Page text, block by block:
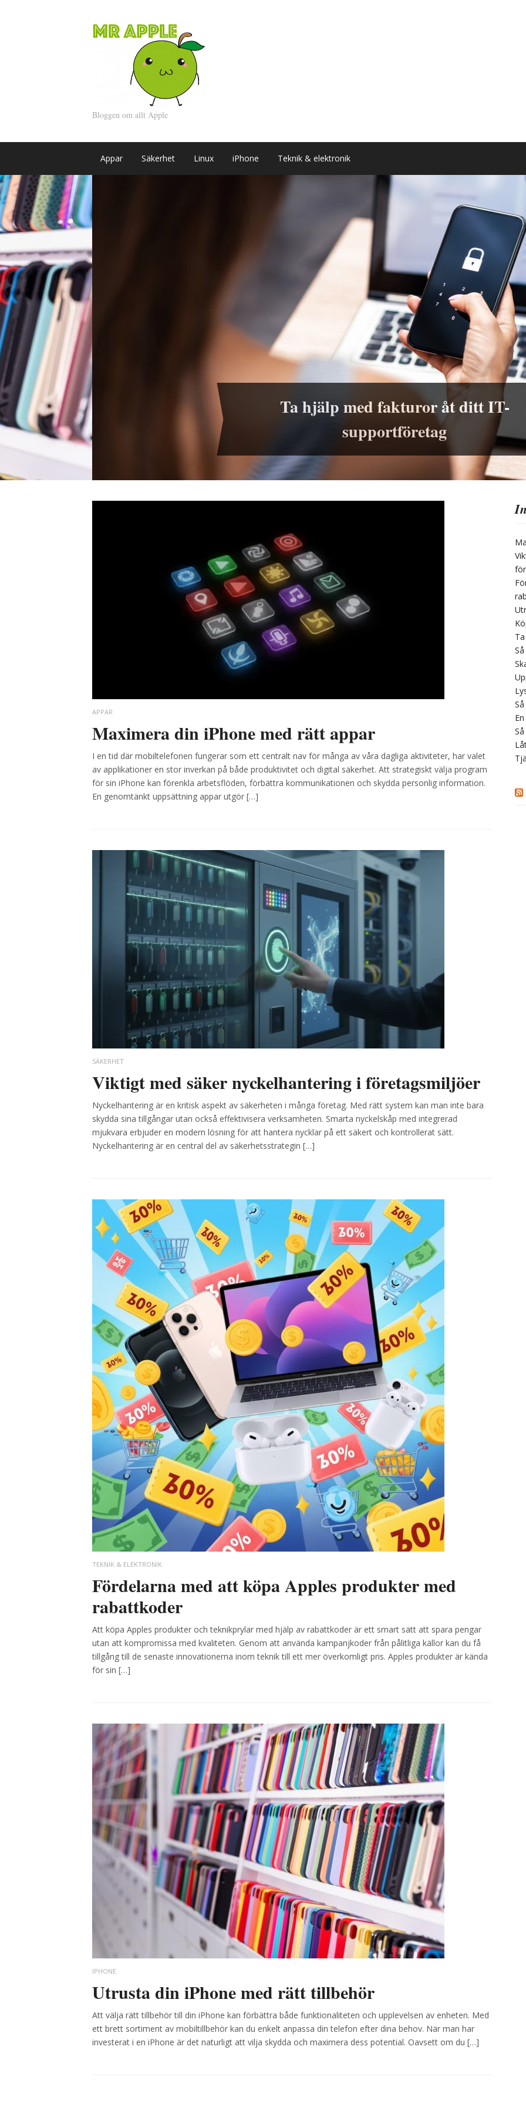
Bloggen om allt Apple
Appar Säkerhet Linux iPhone Teknik & elektronik
Ta hjälp med fakturor åt ditt IT-
supportföretag
APPAR
Maximera din iPhone med rätt appar
I en tid där mobiltelefonen fungerar som ett centralt nav för många av våra dagliga aktiviteter, har valet
av applikationer en stor inverkan på både produktivitet och digital säkerhet. Att strategiskt välja program
för sin iPhone kan förenkla arbetsflöden, förbättra kommunikationen och skydda personlig information.
En genomtänkt uppsättning appar utgör […]
SÄKERHET
Viktigt med säker nyckelhantering i företagsmiljöer
Nyckelhantering är en kritisk aspekt av säkerheten i många företag. Med rätt system kan man inte bara
skydda sina tillgångar utan också effektivisera verksamheten. Smarta nyckelskåp med integrerad
mjukvara erbjuder en modern lösning för att hantera nycklar på ett säkert och kontrollerat sätt.
Nyckelhantering är en central del av säkerhetsstrategin […]
TEKNIK & ELEKTRONIK
Fördelarna med att köpa Apples produkter med
rabattkoder
Att köpa Apples produkter och teknikprylar med hjälp av rabattkoder är ett smart sätt att spara pengar
utan att kompromissa med kvaliteten. Genom att använda kampanjkoder från pålitliga källor kan du få
tillgång till de senaste innovationerna inom teknik till ett mer överkomligt pris. Apples produkter är kända
för sin […]
IPHONE
Utrusta din iPhone med rätt tillbehör
Att välja rätt tillbehör till din iPhone kan förbättra både funktionaliteten och upplevelsen av enheten. Med
ett brett sortiment av mobiltillbehör kan du enkelt anpassa din telefon efter dina behov. När man har
investerat i en iPhone är det naturligt att vilja skydda och maximera dess potential. Oavsett om du […]